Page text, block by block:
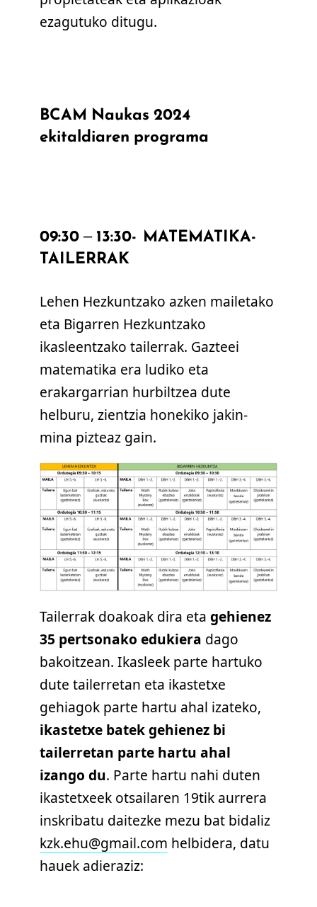
ezagutuko ditugu.
BCAM Naukas 2024
ekitaldiaren programa
09:30 – 13:30- MATEMATIKA-
TAILERRAK
Lehen Hezkuntzako azken mailetako
eta Bigarren Hezkuntzako
ikasleentzako tailerrak. Gazteei
matematika era ludiko eta
erakargarrian hurbiltzea dute
helburu, zientzia honekiko jakin-
mina pizteaz gain.
Tailerrak doakoak dira eta gehienez
35 pertsonako edukiera dago
bakoitzean. Ikasleek parte hartuko
dute tailerretan eta ikastetxe
gehiagok parte hartu ahal izateko,
ikastetxe batek gehienez bi
tailerretan parte hartu ahal
izango du. Parte hartu nahi duten
ikastetxeek otsailaren 19tik aurrera
inskribatu daitezke mezu bat bidaliz
kzk.ehu@gmail.com helbidera, datu
hauek adieraziz: